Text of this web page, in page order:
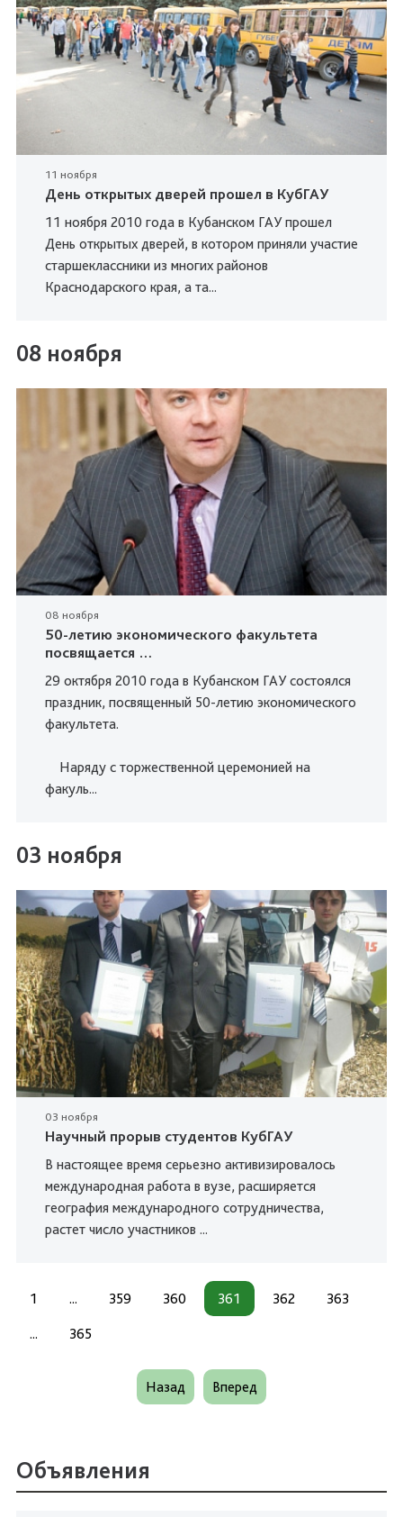
11 ноября
День открытых дверей прошел в КубГАУ
11 ноября 2010 года в Кубанском ГАУ прошел
День открытых дверей, в котором приняли участие
старшеклассники из многих районов
Краснодарского края, а та...
08 ноября
08 ноября
50-летию экономического факультета
посвящается …
29 октября 2010 года в Кубанском ГАУ состоялся
праздник, посвященный 50-летию экономического
факультета.
Наряду с торжественной церемонией на
факуль...
03 ноября
03 ноября
Научный прорыв студентов КубГАУ
В настоящее время серьезно активизировалось
международная работа в вузе, расширяется
география международного сотрудничества,
растет число участников ...
1 ... 359 360 361 362 363
... 365
Назад Вперед
Объявления